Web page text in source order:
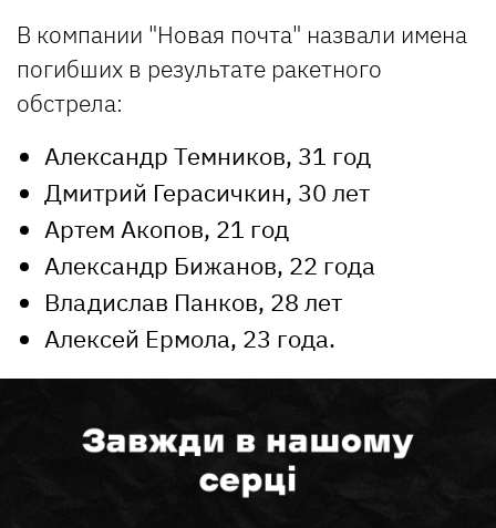
В компании "Новая почта" назвали имена
погибших в результате ракетного
обстрела:
Александр Темников, 31 год
Дмитрий Герасичкин, 30 лет
Артем Акопов, 21 год
Александр Бижанов, 22 года
Владислав Панков, 28 лет
Алексей Ермола, 23 года.